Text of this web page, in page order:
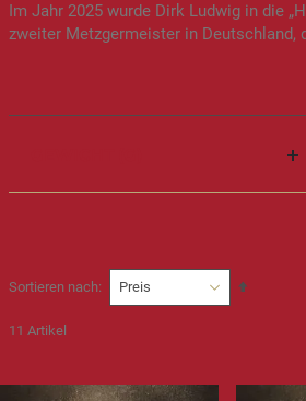
Im Jahr 2025 wurde Dirk Ludwig in die
zweiter Metzgermeister in Deutschland,
Sortieren nach
11 Artikel